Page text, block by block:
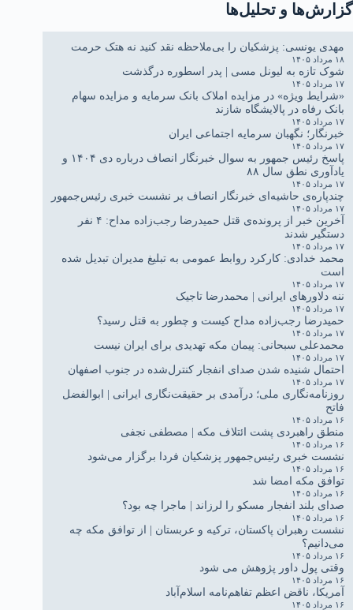
گزارش‌ها و تحلیل‌ها
مهدی یونسی: پزشکیان را بی‌ملاحظه نقد کنید نه هتک حرمت
۱۸ مرداد ۱۴۰۵
شوک تازه به لیونل مسی | پدر اسطوره درگذشت
۱۷ مرداد ۱۴۰۵
«شرایط ویژه» در مزایده املاک بانک سرمایه و مزایده سهام
بانک رفاه در پالایشگاه شازند
۱۷ مرداد ۱۴۰۵
خبرنگار؛ نگهبان سرمایه اجتماعی ایران
۱۷ مرداد ۱۴۰۵
پاسخ رئیس جمهور به سوال خبرنگار انصاف درباره دی ۱۴۰۴ و
یادآوری نطق سال ۸۸
۱۷ مرداد ۱۴۰۵
چندپاره‌ی حاشیه‌ای خبرنگار انصاف بر نشست خبری رئیس‌جمهور
۱۷ مرداد ۱۴۰۵
آخرین خبر از پرونده‌ی قتل حمیدرضا رجب‌زاده مداح: ۴ نفر
دستگیر شدند
۱۷ مرداد ۱۴۰۵
محمد خدادی: کارکرد روابط عمومی به تبلیغ مدیران تبدیل شده
است
۱۷ مرداد ۱۴۰۵
ننه دلاورهای ایرانی | محمدرضا تاجیک
۱۷ مرداد ۱۴۰۵
حمیدرضا رجب‌زاده مداح کیست و چطور به قتل رسید؟
۱۷ مرداد ۱۴۰۵
محمدعلی سبحانی: پیمان مکه تهدیدی برای ایران نیست
۱۷ مرداد ۱۴۰۵
احتمال شنیده شدن صدای انفجار کنترل‌شده در جنوب اصفهان
۱۷ مرداد ۱۴۰۵
روزنامه‌نگاری ملی؛ درآمدی بر حقیقت‌نگاری ایرانی | ابوالفضل
فاتح
۱۶ مرداد ۱۴۰۵
منطق راهبردی پشت ائتلاف مکه | مصطفی نجفی
۱۶ مرداد ۱۴۰۵
نشست خبری رئیس‌جمهور پزشکیان فردا برگزار می‌شود
۱۶ مرداد ۱۴۰۵
توافق مکه امضا شد
۱۶ مرداد ۱۴۰۵
صدای بلند انفجار مسکو را لرزاند | ماجرا چه بود؟
۱۶ مرداد ۱۴۰۵
نشست رهبران پاکستان، ترکیه و عربستان | از توافق مکه چه
می‌دانیم؟
۱۶ مرداد ۱۴۰۵
وقتی پول داور پژوهش می شود
۱۶ مرداد ۱۴۰۵
آمریکا، ناقض اعظم تفاهم‌نامه اسلام‌آباد
۱۶ مرداد ۱۴۰۵